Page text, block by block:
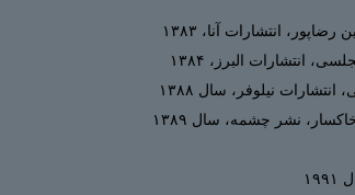
انتشارات آنا، ۱۳۸۳
انتشارات البرز، ۱۳۸۴
نیلوفر، سال ۱۳۸۸
نشر چشمه، سال ۱۳۸۹